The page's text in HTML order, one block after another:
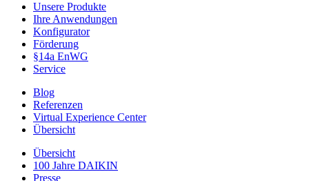
Unsere Produkte
Ihre Anwendungen
Konfigurator
Förderung
§14a EnWG
Service
Blog
Referenzen
Virtual Experience Center
Übersicht
Übersicht
100 Jahre DAIKIN
Presse